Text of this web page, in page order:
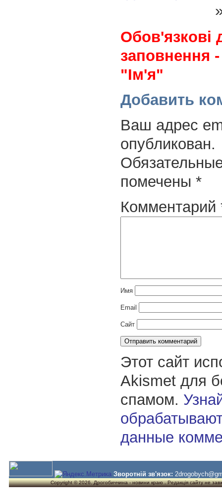
Обов'язкові
заповнення
"Ім'я"
Добавить
Ваш адрес
опубликован.
помечены *
Комментарий
Имя
Email
Сайт
Этот сайт
Akismet для
спамом.
данные
Зворотній зв'язок:
Copyright © 2026. Дрогобиччина - новини краю . Редакція сайту не